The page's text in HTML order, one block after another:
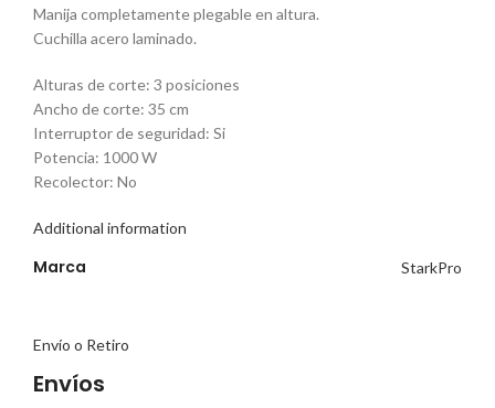
Manija completamente plegable en altura.
Cuchilla acero laminado.
Alturas de corte: 3 posiciones
Ancho de corte: 35 cm
Interruptor de seguridad: Si
Potencia: 1000 W
Recolector: No
Additional information
Marca StarkPro
Envío o Retiro
Envíos